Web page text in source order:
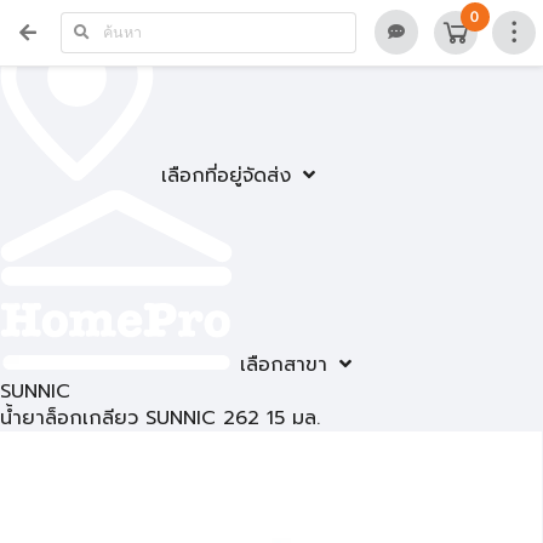
เลือกที่อยู่จัดส่ง
เลือกสาขา
0
SUNNIC
น้ำยาล็อกเกลียว SUNNIC 262 15 มล.